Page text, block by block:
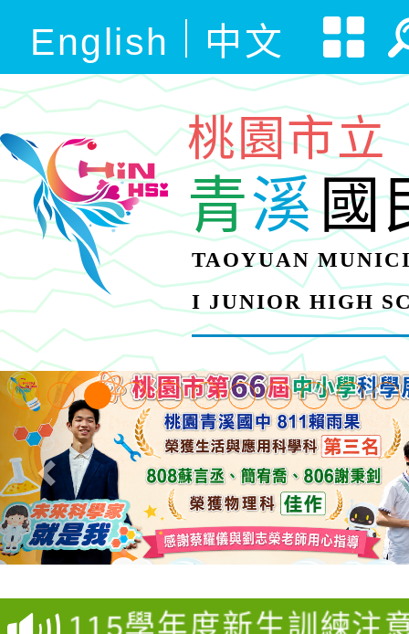
English 中文
桃園市立
青溪國
TAOYUAN
I JUNIOR HIGH
桃園市家庭教育中心「
程資訊」、「暑期親子
「祖孫樂淘桃」、「愛
「校園短影音徵選活動
員」簡章及活動海報，
115學年度新生訓練注